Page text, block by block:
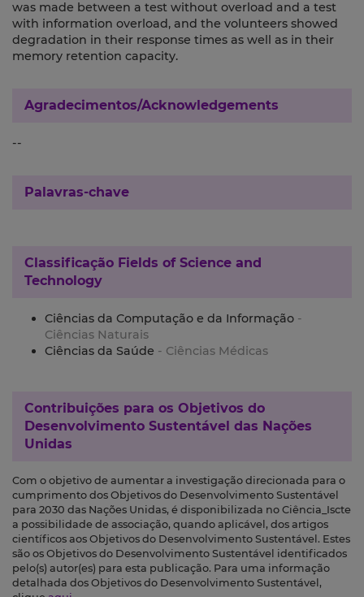
was made between a test without overload and a test
with information overload, and the volunteers showed
degradation in their response times as well as in their
memory retention capacity.
Agradecimentos/Acknowledgements
--
Palavras-chave
Classificação Fields of Science and
Technology
Ciências da Computação e da Informação -
Ciências Naturais
Ciências da Saúde - Ciências Médicas
Contribuições para os Objetivos do
Desenvolvimento Sustentável das Nações
Unidas
Com o objetivo de aumentar a investigação direcionada para o
cumprimento dos Objetivos do Desenvolvimento Sustentável
para 2030 das Nações Unidas, é disponibilizada no Ciência_Iscte
a possibilidade de associação, quando aplicável, dos artigos
científicos aos Objetivos do Desenvolvimento Sustentável. Estes
são os Objetivos do Desenvolvimento Sustentável identificados
pelo(s) autor(es) para esta publicação. Para uma informação
detalhada dos Objetivos do Desenvolvimento Sustentável,